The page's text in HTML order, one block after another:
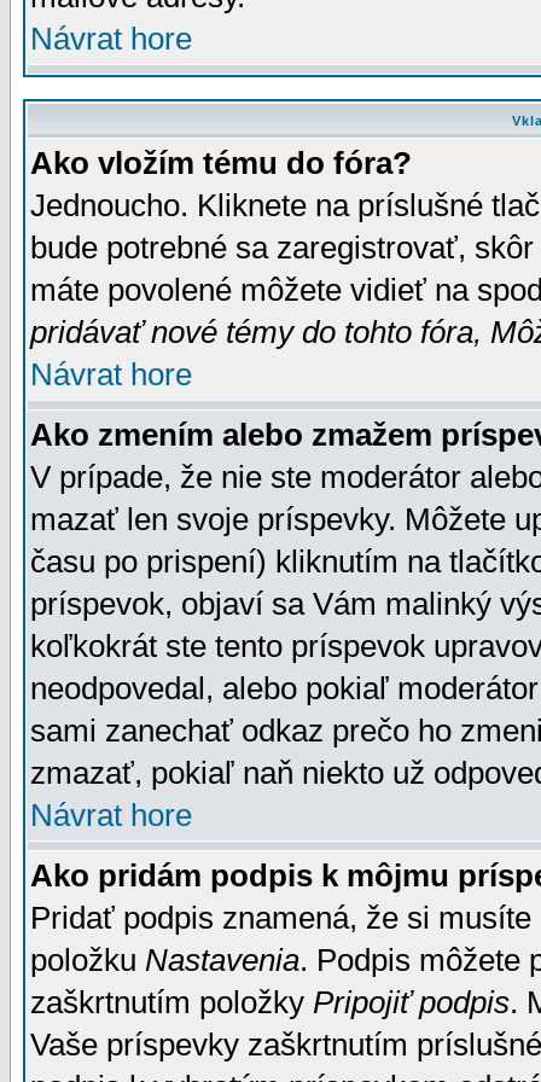
Návrat hore
Ako vložím tému do fóra?
Jednoucho. Kliknete na príslušné
bude potrebné sa zaregistrovať,
máte povolené môžete vidieť na
pridávať nové témy do tohto fóra,
Návrat hore
Ako zmením alebo zmažem
V prípade, že nie ste moderátor
mazať len svoje príspevky. Môžete
času po prispení) kliknutím na
príspevok, objaví sa Vám malinký
koľkokrát ste tento príspevok
neodpovedal, alebo pokiaľ
sami zanechať odkaz prečo ho
zmazať, pokiaľ naň niekto už
Návrat hore
Ako pridám podpis k môjmu
Pridať podpis znamená, že si
položku Nastavenia. Podpis môžete
zaškrtnutím položky Pripojiť podpis.
Vaše príspevky zaškrtnutím